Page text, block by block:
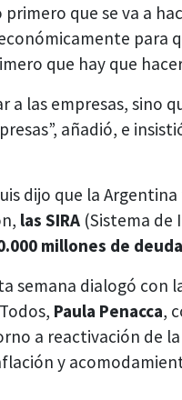
que se va a
para
que hay que
a las empresas, sino
añadió, e
dijo que la
las SIRA (Sistema de
millones de deuda
semana dialogó con
Paula Penacca,
a reactivación de
y